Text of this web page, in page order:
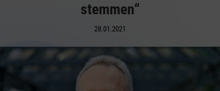
stemmen“
28.01.2021